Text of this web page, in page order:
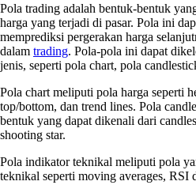
Pola trading adalah bentuk-bentuk
harga yang terjadi di pasar. Pola ini
memprediksi pergerakan harga
dalam trading. Pola-pola ini dapat
jenis, seperti pola chart, pola
Pola chart meliputi pola harga seperti
top/bottom, dan trend lines. Pola
bentuk yang dapat dikenali dari
shooting star.
Pola indikator teknikal meliputi pola
teknikal seperti moving averages, RSI